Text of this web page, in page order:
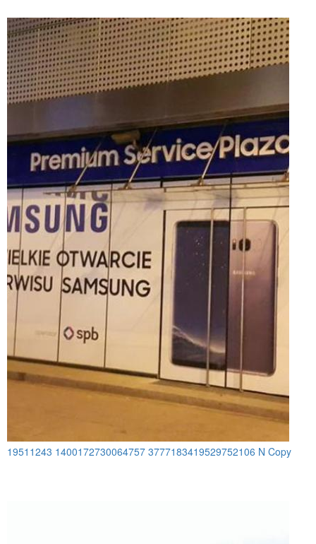
19511243 1400172730064757 3777183419529752106 N Copy